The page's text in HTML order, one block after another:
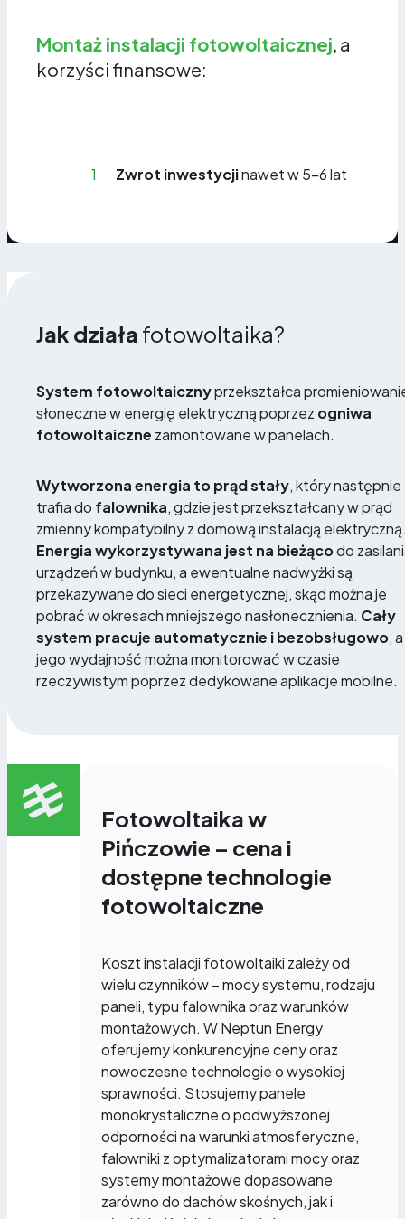
Montaż instalacji fotowoltaicznej, a
korzyści finansowe:
1 Zwrot inwestycjinawet w 5-6 lat
Jak działa fotowoltaika?
System fotowoltaicznyprzekształca
słoneczne w energię elektryczną poprzez ogniwa
fotowoltaiczne zamontowane w panelach.
Wytworzona energia to prąd stały, który następnie
trafia do falownika, gdzie jest przekształcany w prąd
zmienny kompatybilny z domową instalacją
Energia wykorzystywana jest na bieżącodo
urządzeń w budynku, a ewentualne nadwyżki są
przekazywane do sieci energetycznej, skąd można je
pobrać w okresach mniejszego nasłonecznienia. Cały
system pracuje automatycznie i bezobsługowo, a
jego wydajność można monitorować w czasie
rzeczywistym poprzez dedykowane aplikacje mobilne.
Fotowoltaika w
Pińczowie – cena i
dostępne technologie
fotowoltaiczne
Koszt instalacji fotowoltaiki zależy od
wielu czynników – mocy systemu, rodzaju
paneli, typu falownika oraz warunków
montażowych. W Neptun Energy
oferujemy konkurencyjne ceny oraz
nowoczesne technologie o wysokiej
sprawności. Stosujemy panele
monokrystaliczne o podwyższonej
odporności na warunki atmosferyczne,
falowniki z optymalizatorami mocy oraz
systemy montażowe dopasowane
zarówno do dachów skośnych, jak i